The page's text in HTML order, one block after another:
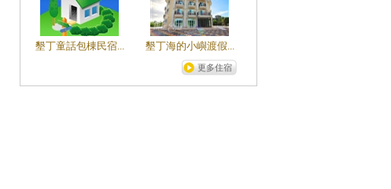
墾丁童話包棟民宿... 墾丁海的小嶼渡假...
更多住宿